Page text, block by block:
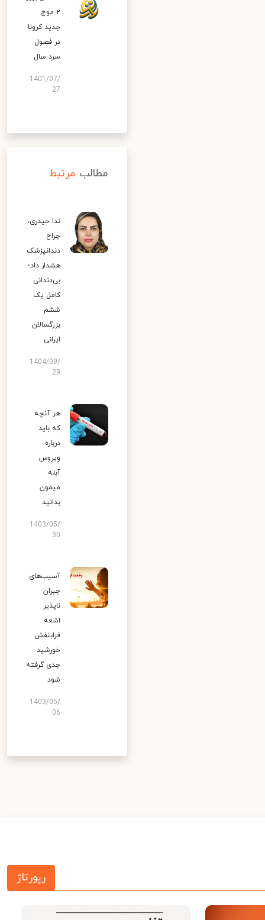
۲ موج
جدید کرونا
در فصول
سرد سال
1401/07/
27
مطالب مرتبط
ندا حیدری،
جراح
دندانپزشک
هشدار داد؛
بی‌دندانی
کامل یک
ششم
بزرگسالان
ایرانی
1404/09/
29
هر آنچه
که باید
درباره
ویروس
آبله
میمون
بدانید
1403/05/
30
آسیب‌های
جبران
ناپذیر
اشعه
فرابنفش
خورشید
جدی گرفته
شود
1403/05/
06
رپورتاژ